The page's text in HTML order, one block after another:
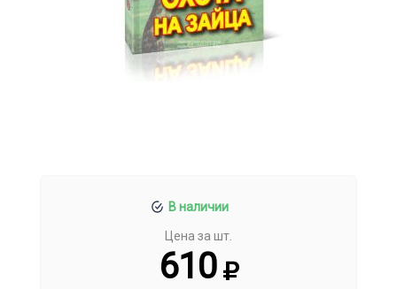
В наличии
Цена за шт.
610